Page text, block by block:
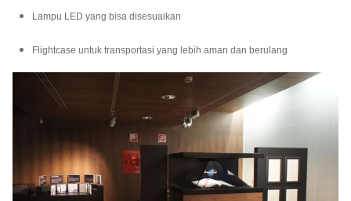
Lampu LED yang bisa disesuaikan
Flightcase untuk transportasi yang lebih aman dan berulang